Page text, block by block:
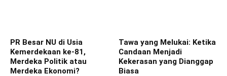
PR Besar NU di Usia
Kemerdekaan ke-81,
Merdeka Politik atau
Merdeka Ekonomi?
Tawa yang Melukai: Ketika
Candaan Menjadi
Kekerasan yang Dianggap
Biasa